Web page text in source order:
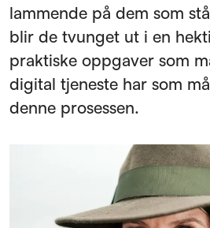
lammende på dem som
blir de tvunget ut i en
praktiske oppgaver som
digital tjeneste har som
denne prosessen.